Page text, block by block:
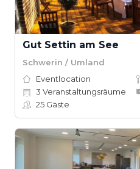
Gut Settin am See
Schwerin / Umland
Eventlocation
3 Veranstaltungsräume
25 Gäste